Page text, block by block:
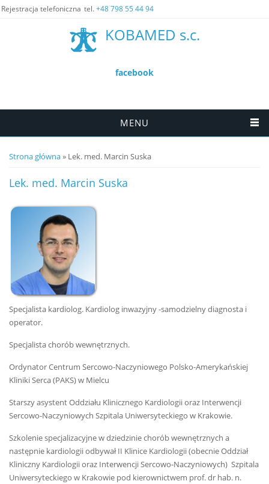
Rejestracja telefoniczna tel.+48 798 55 44 94
KOBAMED s.c.
facebook
MENU
Jesteś tutaj
Strona główna» Lek. med. Marcin Suska
Lek. med. Marcin Suska
Specjalista kardiolog. Kardiolog inwazyjny -samodzielny diagnosta i
operator.
Specjalista chorób wewnętrznych.
Ordynator Centrum Sercowo-Naczyniowego Polsko-Amerykańskiej
Kliniki Serca (PAKS) w Mielcu
Starszy asystent Oddziału Klinicznego Kardiologii oraz Interwencji
Sercowo-Naczyniowych Szpitala Uniwersyteckiego w Krakowie.
Szkolenie specjalizacyjne w dziedzinie chorób wewnętrznych a
następnie kardiologii odbywał II Klinice Kardiologii (obecnie Oddział
Kliniczny Kardiologii oraz Interwencji Sercowo-Naczyniowych) Szpitala
Uniwersyteckiego w Krakowie pod kierownictwem prof. dr hab. n.